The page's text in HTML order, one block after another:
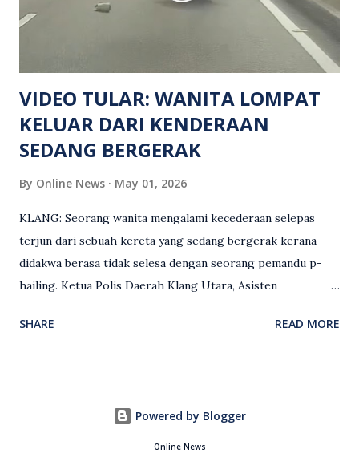
mengesan dua suspek yang masih bebas bagi membantu
siasatan lanjut. Kes disiasat mengikut Seksyen 302 Kanun
Keseksaan kerana membunuh. Orang ramai yang mempunyai
maklumat diminta t...
VIDEO TULAR: WANITA LOMPAT
KELUAR DARI KENDERAAN
SEDANG BERGERAK
By Online News May 01, 2026
KLANG: Seorang wanita mengalami kecederaan selepas
terjun dari sebuah kereta yang sedang bergerak kerana
didakwa berasa tidak selesa dengan seorang pemandu p-
hailing. Ketua Polis Daerah Klang Utara, Asisten
(2 Mei), berkata pemandu berusia 47 tahun itu telah
ketika pengadu sedang membawa dua penumpang. “Tiba-
tiba, salah seorang penumpang wanita membuka pintu
SHARE READ MORE
Powered by Blogger
Online News